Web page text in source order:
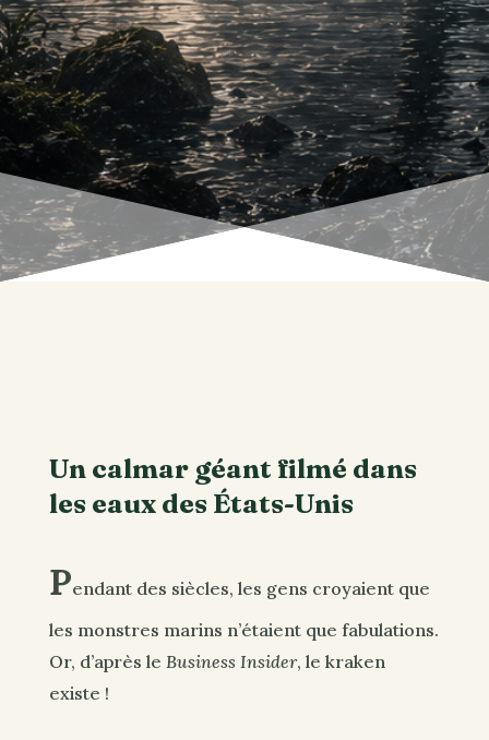
Un calmar géant filmé dans
les eaux des États-Unis
Pendant des siècles, les gens croyaient que
les monstres marins n’étaient que fabulations.
Or, d’après le Business Insider, le kraken
existe !